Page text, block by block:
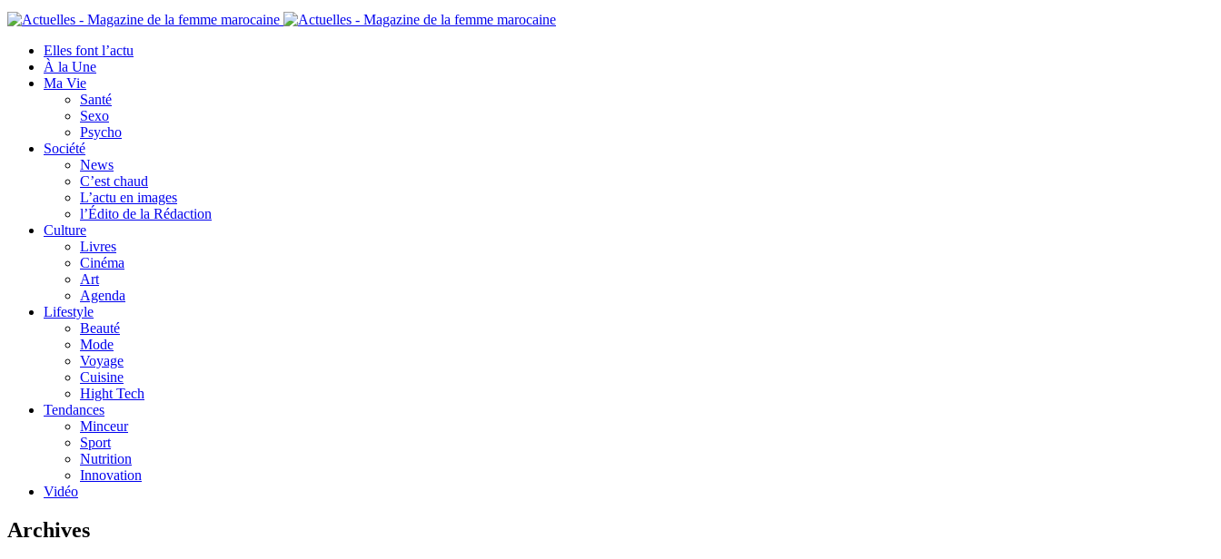
Elles font l’actu
À la Une
Ma Vie
Santé
Sexo
Psycho
Société
News
C’est chaud
L’actu en images
l’Édito de la Rédaction
Culture
Livres
Cinéma
Art
Agenda
Lifestyle
Beauté
Mode
Voyage
Cuisine
Hight Tech
Tendances
Minceur
Sport
Nutrition
Innovation
Vidéo
Archives